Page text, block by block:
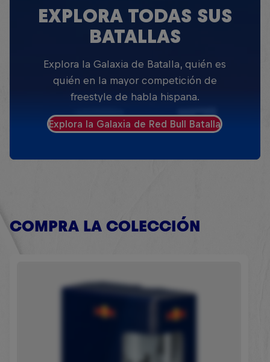
EXPLORA TODAS SUS
BATALLAS
Explora la Galaxia de Batalla, quién es
quién en la mayor competición de
freestyle de habla hispana.
Explora la Galaxia de Red Bull Batalla
COMPRA LA COLECCIÓN